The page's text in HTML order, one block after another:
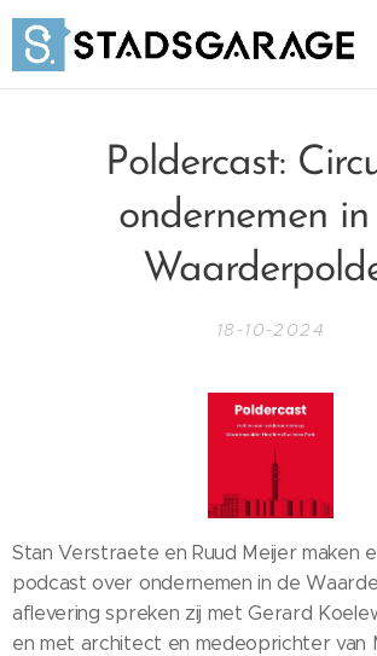
Poldercast:
ondernemen
18-10-2024
Stan Verstraete en Ruud Meijer maken
podcast over ondernemen in de
aflevering spreken zij met Gerard
en met architect en medeoprichter van